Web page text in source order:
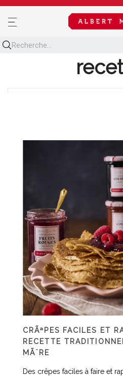
MENU
Découvrez
CRÃªPES FACILES ET
RECETTE
MÃ¨RE
Des crêpes faciles à faire et